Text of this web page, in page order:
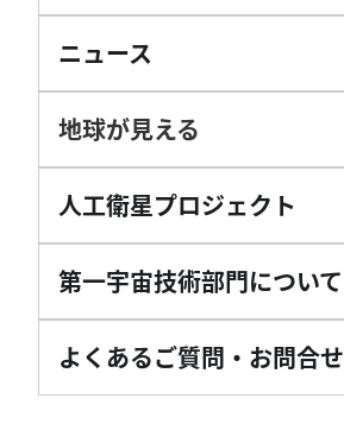
ニュース
地球が見える
人工衛星プロジェクト
第一宇宙技術部門について
よくあるご質問・お問合せ